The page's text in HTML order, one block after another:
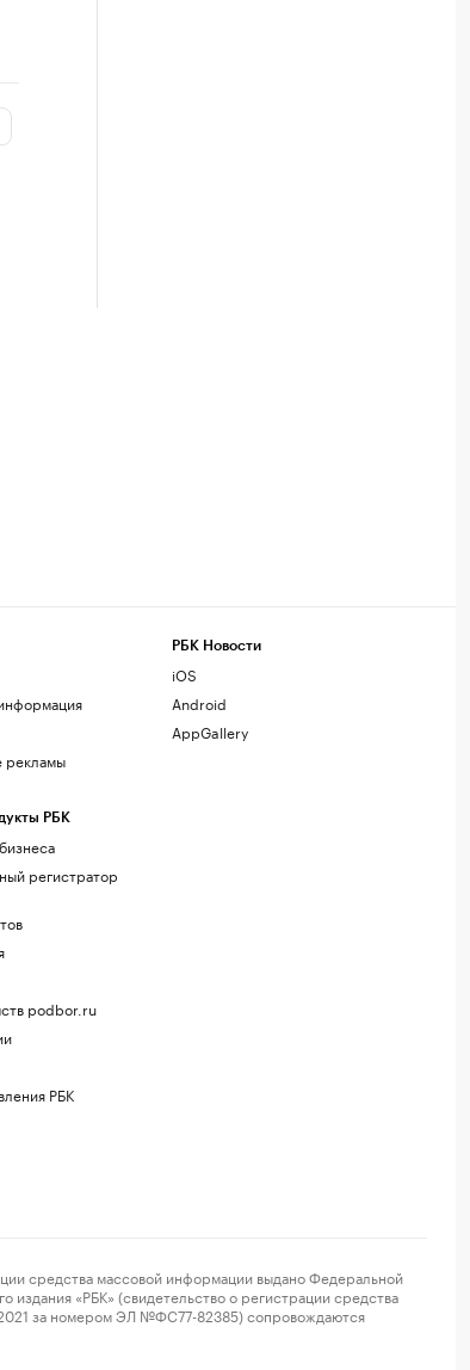
рекламы
РБК
регистратор
podbor.ru
РБК
РБК Новости
iOS
Android
AppGallery
средства массовой информации выдано Федеральной
«РБК» (свидетельство о регистрации средства
за номером ЭЛ №ФС77-82385) сопровождаются